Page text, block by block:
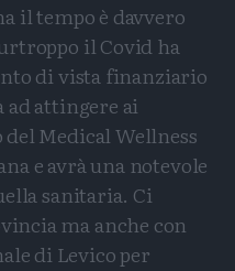
il tempo è davvero
il Covid ha
di vista finanziario
attingere ai
Medical Wellness
e avrà una notevole
sanitaria. Ci
ma anche con
di Levico per